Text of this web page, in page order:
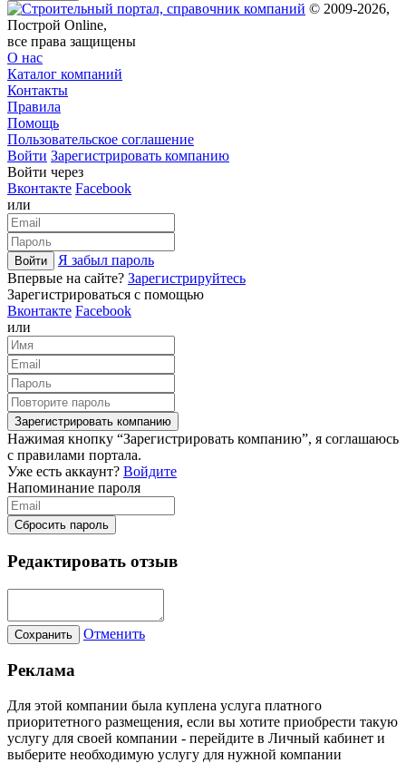
© 2009-2026,
Построй Online,
все права защищены
О нас
Каталог компаний
Контакты
Правила
Помощь
Пользовательское соглашение
Войти Зарегистрировать компанию
Войти через
Вконтакте Facebook
или
Войти
Я забыл пароль
Впервые на сайте? Зарегистрируйтесь
Зарегистрироваться с помощью
Вконтакте Facebook
или
Зарегистрировать компанию
Нажимая кнопку “Зарегистрировать компанию”, я соглашаюсь
с правилами портала.
Уже есть аккаунт? Войдите
Напоминание пароля
Сбросить пароль
Редактировать отзыв
Сохранить Отменить
Реклама
Для этой компании была куплена услуга платного
приоритетного размещения, если вы хотите приобрести такую
услугу для своей компании - перейдите в Личный кабинет и
выберите необходимую услугу для нужной компании